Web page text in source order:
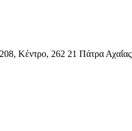
Κέντρο, 262 21 Πάτρα Αχαΐας